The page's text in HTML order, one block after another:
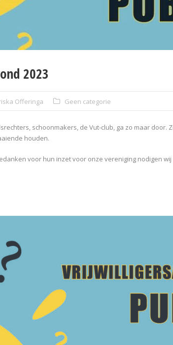
2023
Offeringa Geen categorie
schoonmakers, de Vut-club, ga zo maar door.
houden.
voor hun inzet voor onze vereniging nodigen